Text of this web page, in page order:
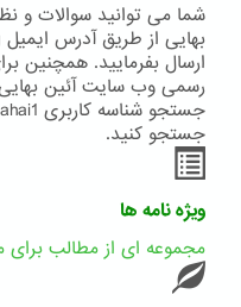
شما می توانید سوالات و
ارسال بفرمایید. همچنین
رسمی وب سایت آئین بهایی
جستجو کنید.
ویژه نامه ها
مجموعه ای از مطالب